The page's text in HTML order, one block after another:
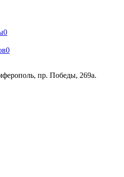
0
0
пр. Победы, 269а.